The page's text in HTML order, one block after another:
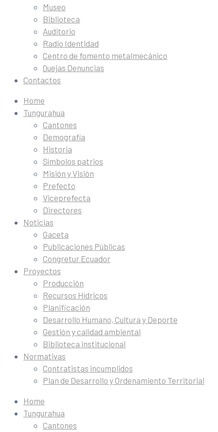
Museo
Biblioteca
Auditorio
Radio Identidad
Centro de fomento metalmecánico
Quejas Denuncias
Contactos
Home
Tungurahua
Cantones
Demografía
Historia
Símbolos patrios
Misión y Visión
Prefecto
Viceprefecta
Directores
Noticias
Gaceta
Publicaciones Públicas
Congretur Ecuador
Proyectos
Producción
Recursos Hídricos
Planificación
Desarrollo Humano, Cultura y Deporte
Gestión y calidad ambiental
Biblioteca institucional
Normativas
Contratistas incumplidos
Plan de Desarrollo y Ordenamiento Territorial
Home
Tungurahua
Cantones